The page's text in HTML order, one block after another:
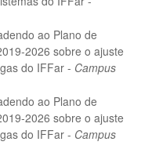
ao Plano de
2026 sobre o ajuste
do IFFar - Campus
ao Plano de
2026 sobre o ajuste
do IFFar - Campus